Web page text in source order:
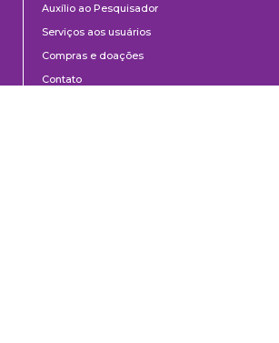
Auxílio ao Pesquisador
Serviços aos usuários
Compras e doações
Contato